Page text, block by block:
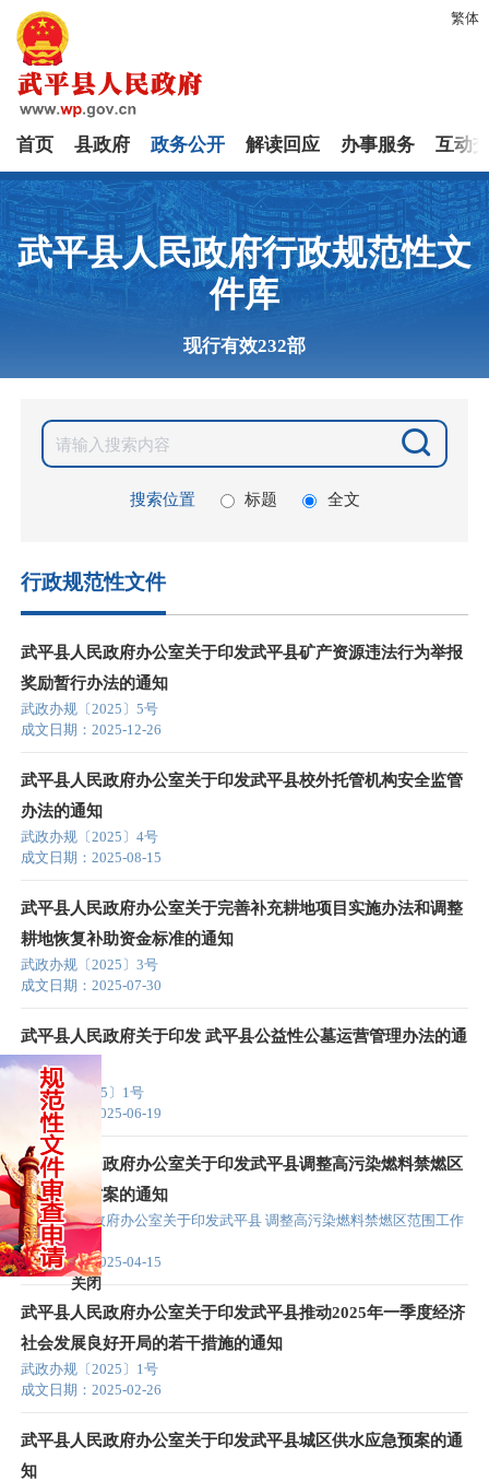
关闭
繁体
首页 县政府 政务公开 解读回应 办事服务 互动
武平县人民政府行政规范性文
件库
现行有效232部
搜索位置 标题 全文
行政规范性文件
武平县人民政府办公室关于印发武平县矿产资源违法行为举报
奖励暂行办法的通知
武政办规〔2025〕5号
成文日期：2025-12-26
武平县人民政府办公室关于印发武平县校外托管机构安全监管
办法的通知
武政办规〔2025〕4号
成文日期：2025-08-15
武平县人民政府办公室关于完善补充耕地项目实施办法和调整
耕地恢复补助资金标准的通知
武政办规〔2025〕3号
成文日期：2025-07-30
武平县人民政府关于印发 武平县公益性公墓运营管理办法的通
知
武政规〔2025〕1号
成文日期：2025-06-19
武平县人民政府办公室关于印发武平县调整高污染燃料禁燃区
范围工作方案的通知
武平县人民政府办公室关于印发武平县 调整高污染燃料禁燃区范围工作
方案的通知
成文日期：2025-04-15
武平县人民政府办公室关于印发武平县推动2025年一季度经济
社会发展良好开局的若干措施的通知
武政办规〔2025〕1号
成文日期：2025-02-26
武平县人民政府办公室关于印发武平县城区供水应急预案的通
知